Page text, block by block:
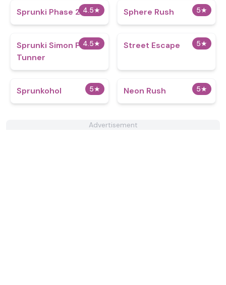
4.5★
Sprunki Phase 21 5★
Sphere Rush
4.5★
Sprunki Simon Punch
Tunner
5★
Street Escape
5★
Sprunkohol 5★
Neon Rush
Advertisement